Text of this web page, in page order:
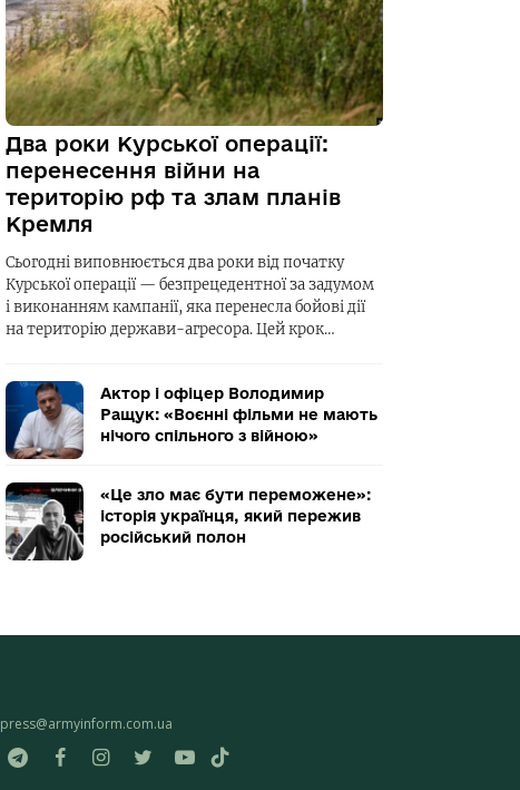
Два роки Курської операції:
перенесення війни на
територію рф та злам планів
Кремля
Сьогодні виповнюється два роки від початку
Курської операції — безпрецедентної за задумом
і виконанням кампанії, яка перенесла бойові дії
на територію держави-агресора. Цей крок…
Актор і офіцер Володимир
Ращук: «Воєнні фільми не мають
нічого спільного з війною»
«Це зло має бути переможене»:
історія українця, який пережив
російський полон
press@armyinform.com.ua